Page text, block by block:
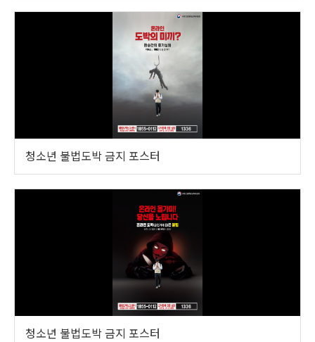
청소년 불법도박 금지 포스터
청소년 불법도박 금지 포스터